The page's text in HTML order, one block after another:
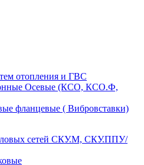
отопления и ГВС
Осевые (КСО, КСО.Ф,
фланцевые ( Вибровставки)
сетей СКУ.М, СКУ.ППУ/